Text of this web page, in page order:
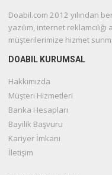
Doabil.com 2012 yılından
yazılım, internet
müşterilerimize hizmet
DOABIL KURUMSAL
Hakkımızda
Müşteri Hizmetleri
Banka Hesapları
Bayilik Başvuru
Kariyer İmkanı
İletişim